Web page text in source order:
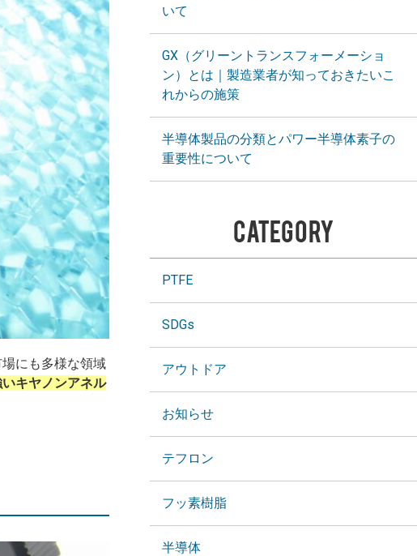
にも多様な領域
キヤノンアネル
いて
GX（グリーントランスフォーメーショ
ン）とは｜製造業者が知っておきたいこ
れからの施策
半導体製品の分類とパワー半導体素子の
重要性について
CATEGORY
PTFE
SDGs
アウトドア
お知らせ
テフロン
フッ素樹脂
半導体